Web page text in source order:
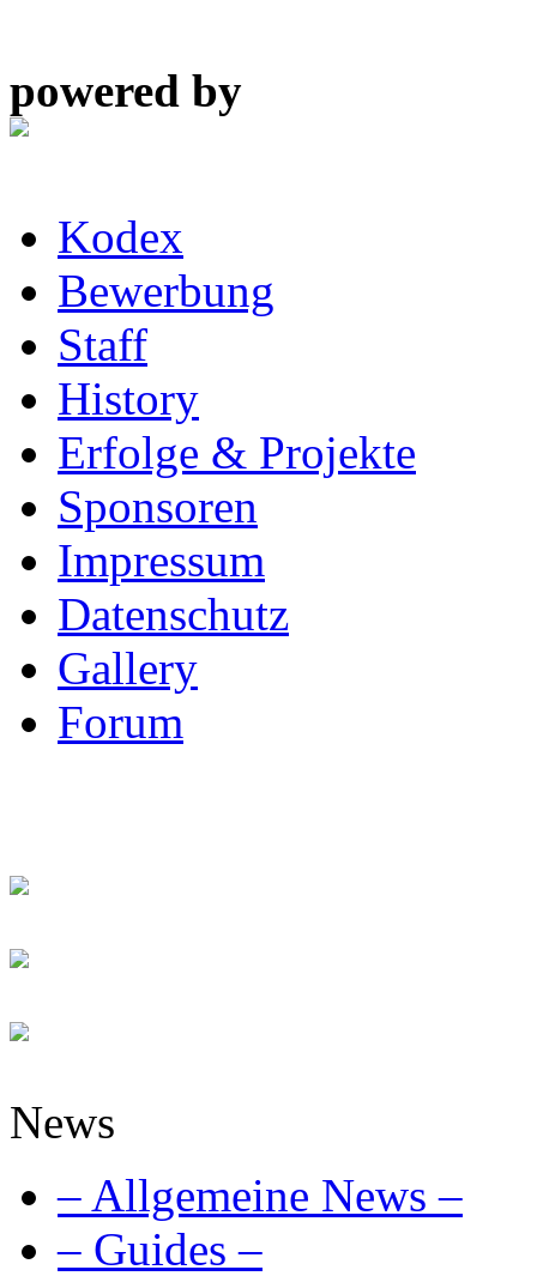
powered by
Kodex
Bewerbung
Staff
History
Erfolge & Projekte
Sponsoren
Impressum
Datenschutz
Gallery
Forum
News
– Allgemeine News –
– Guides –